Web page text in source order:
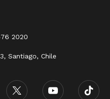
2020
Santiago, Chile